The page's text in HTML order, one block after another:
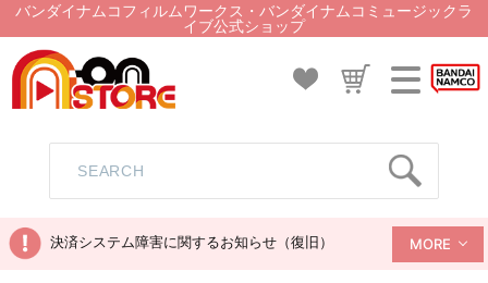
バンダイナムコフィルムワークス・バンダイナムコミュージックラ
イブ公式ショップ
決済システム障害に関するお知らせ（復旧） MORE